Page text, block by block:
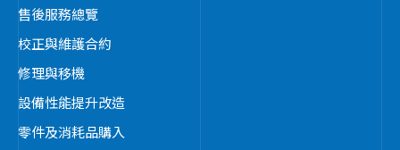
售後服務總覽
校正與維護合約
修理與移機
設備性能提升改造
零件及消耗品購入